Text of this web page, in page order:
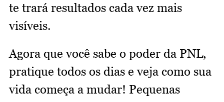
te trará resultados cada vez mais
visíveis.
Agora que você sabe o poder da PNL,
pratique todos os dias e veja como sua
vida começa a mudar! Pequenas